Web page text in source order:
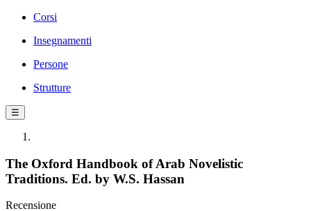
Corsi
Insegnamenti
Persone
Strutture
☰
The Oxford Handbook of Arab Novelistic
Traditions. Ed. by W.S. Hassan
Recensione